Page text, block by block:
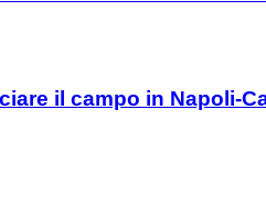
il campo in Napoli-